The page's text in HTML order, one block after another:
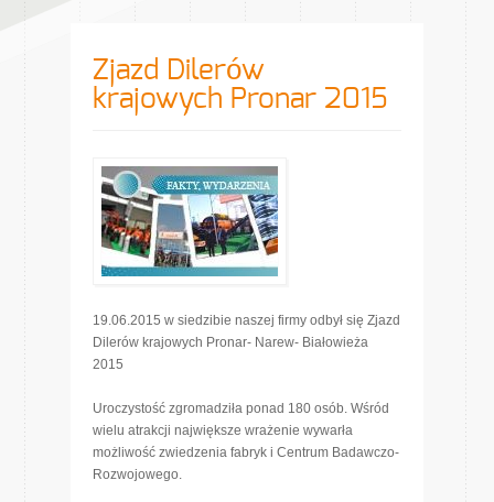
Zjazd Dilerów
krajowych Pronar 2015
19.06.2015 w siedzibie naszej firmy odbył się Zjazd
Dilerów krajowych Pronar- Narew- Białowieża
2015
Uroczystość zgromadziła ponad 180 osób. Wśród
wielu atrakcji największe wrażenie wywarła
możliwość zwiedzenia fabryk i Centrum Badawczo-
Rozwojowego.